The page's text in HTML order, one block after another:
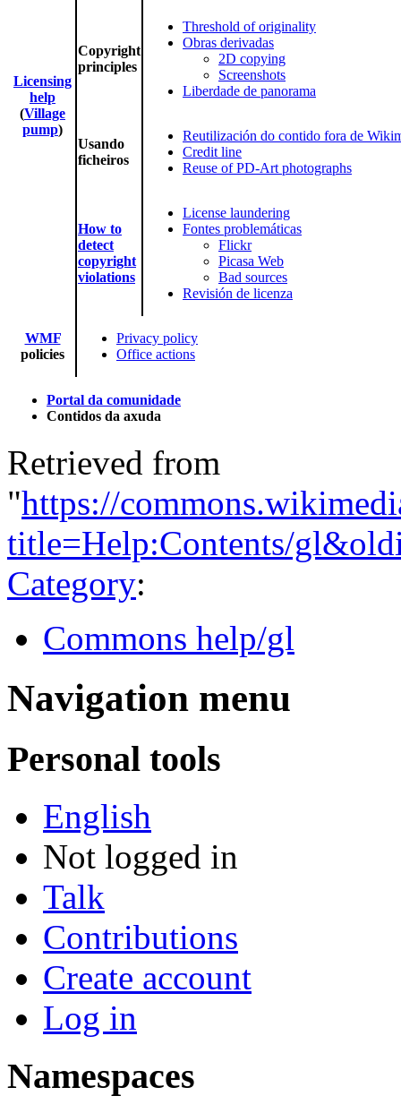
Licensing
help
(Village
pump)
Copyright
principles
Threshold of originality
Obras derivadas
2D copying
Screenshots
Liberdade de panorama
Usando
ficheiros
Reutilización do contido fora de
Credit line
Reuse of PD-Art photographs
How to
detect
copyright
violations
License laundering
Fontes problemáticas
Flickr
Picasa Web
Bad sources
Revisión de licenza
WMF
policies
Privacy policy
Office actions
Portal da comunidade
Contidos da axuda
Retrieved from
"https://
title=Help:Contents/
Category:
Commons help/gl
Navigation menu
Personal tools
English
Not logged in
Talk
Contributions
Create account
Log in
Namespaces